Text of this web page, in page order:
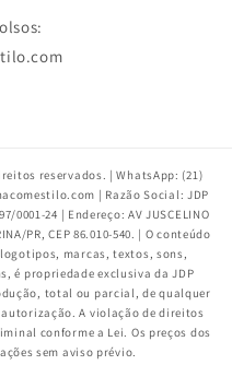
reservados. | WhatsApp: (21)
| Razão Social: JDP
0001-24 | Endereço: AV JUSCELINO
PR, CEP 86.010-540. | O conteúdo
marcas, textos, sons,
é propriedade exclusiva da JDP
total ou parcial, de qualquer
A violação de direitos
conforme a Lei. Os preços dos
sem aviso prévio.